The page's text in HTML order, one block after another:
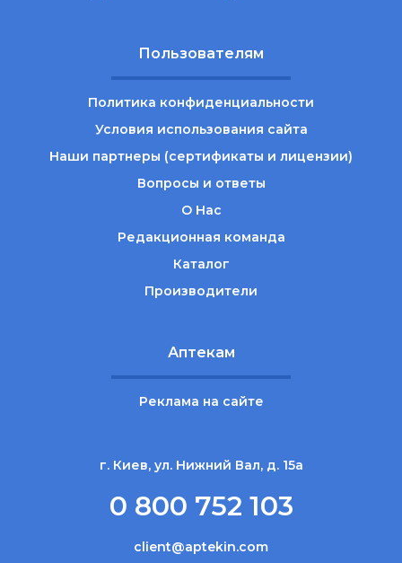
Пользователям
Политика конфиденциальности
Условия использования сайта
Наши партнеры (сертификаты и лицензии)
Вопросы и ответы
О Нас
Редакционная команда
Каталог
Производители
Аптекам
Реклама на сайте
г. Киев, ул. Нижний Вал, д. 15а
0 800 752 103
client@aptekin.com